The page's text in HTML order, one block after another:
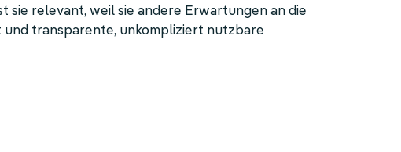
relevant, weil sie andere Erwartungen an die
und transparente, unkompliziert nutzbare